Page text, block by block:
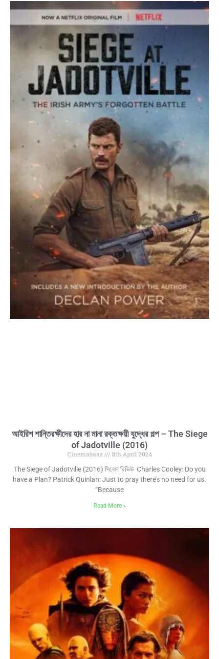
আইরিশ শান্তিরক্ষীদের হার না মানা রক্তক্ষয়ী যুদ্ধের গল্প – The Siege
of Jadotville (2016)
Cinemabaaz
8th April 2024
The Siege of Jadotville (2016) সিনেমা রিভিউ Charles Cooley: Do you
have a Plan? Patrick Quinlan: Just to pray there’s no need for us.
“Because
Read More »